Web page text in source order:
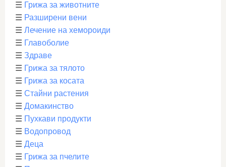
☰ Грижа за животните
☰ Разширени вени
☰ Лечение на хемороиди
☰ Главоболие
☰ Здраве
☰ Грижа за тялото
☰ Грижа за косата
☰ Стайни растения
☰ Домакинство
☰ Пухкави продукти
☰ Водопровод
☰ Деца
☰ Грижа за пчелите